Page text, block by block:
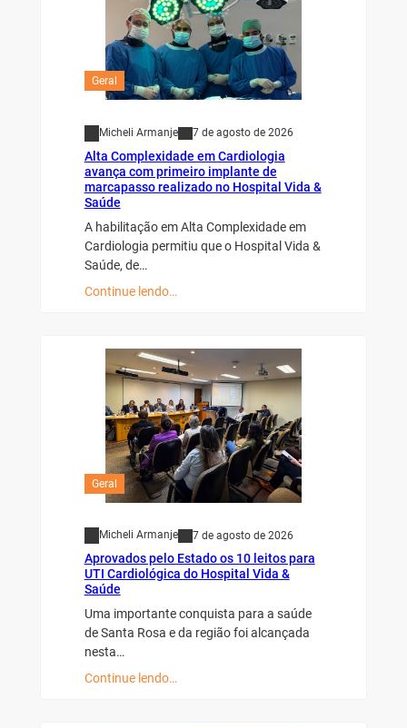
Geral
Micheli Armanje 7 de agosto de 2026
Alta Complexidade em Cardiologia
avança com primeiro implante de
marcapasso realizado no Hospital Vida &
Saúde
A habilitação em Alta Complexidade em
Cardiologia permitiu que o Hospital Vida &
Saúde, de…
Continue lendo…
Geral
Micheli Armanje 7 de agosto de 2026
Aprovados pelo Estado os 10 leitos para
UTI Cardiológica do Hospital Vida &
Saúde
Uma importante conquista para a saúde
de Santa Rosa e da região foi alcançada
nesta…
Continue lendo…